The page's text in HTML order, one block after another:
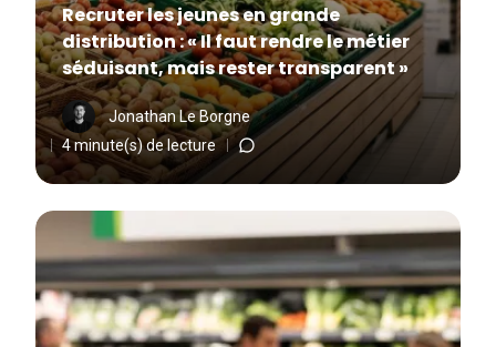
Recruter les jeunes en grande
distribution : « Il faut rendre le métier
séduisant, mais rester transparent »
Jonathan Le Borgne
4 minute(s) de lecture